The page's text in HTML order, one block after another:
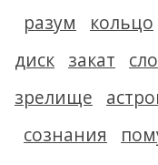
разум
кольцо
диск закат
зрелище
сознания